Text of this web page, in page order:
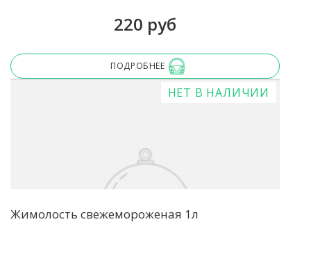
220 руб
ПОДРОБНЕЕ
НЕТ В НАЛИЧИИ
Жимолость свежемороженая 1л